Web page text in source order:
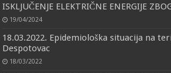
ISKLJUČENJE ELEKTRIČNE ENERGIJE
19/04/2024
18.03.2022. Epidemiološka situacija na
Despotovac
18/03/2022